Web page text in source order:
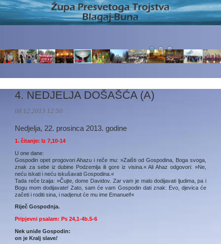
4. NEDJELJA DOŠAŠĆA (A)
08.12.2013 12:50
Nedjelja, 22. prosinca 2013. godine
1. čitanje: Iz 7,10-14
U one dane:
Gospodin opet progovori Ahazu i reče mu: »Zaišti od Gospodina, Boga svoga,
znak za sebe iz dubine Podzemlja ili gore iz visina.« Ali Ahaz odgovori: »Ne,
neću iskati i neću iskušavati Gospodina.«
Tada reče Izaija: »Čujte, dome Davidov. Zar vam je malo dodijavati ljudima, pa i
Bogu mom dodijavate! Zato, sam će vam Gospodin dati znak: Evo, djevica će
začeti i roditi sina, i nadjenut će mu ime Emanuel!«
Riječ Gospodnja.
Pripjevni psalam: Ps 24,1-4b.5-6
Nek uniđe Gospodin:
on je Kralj slave!